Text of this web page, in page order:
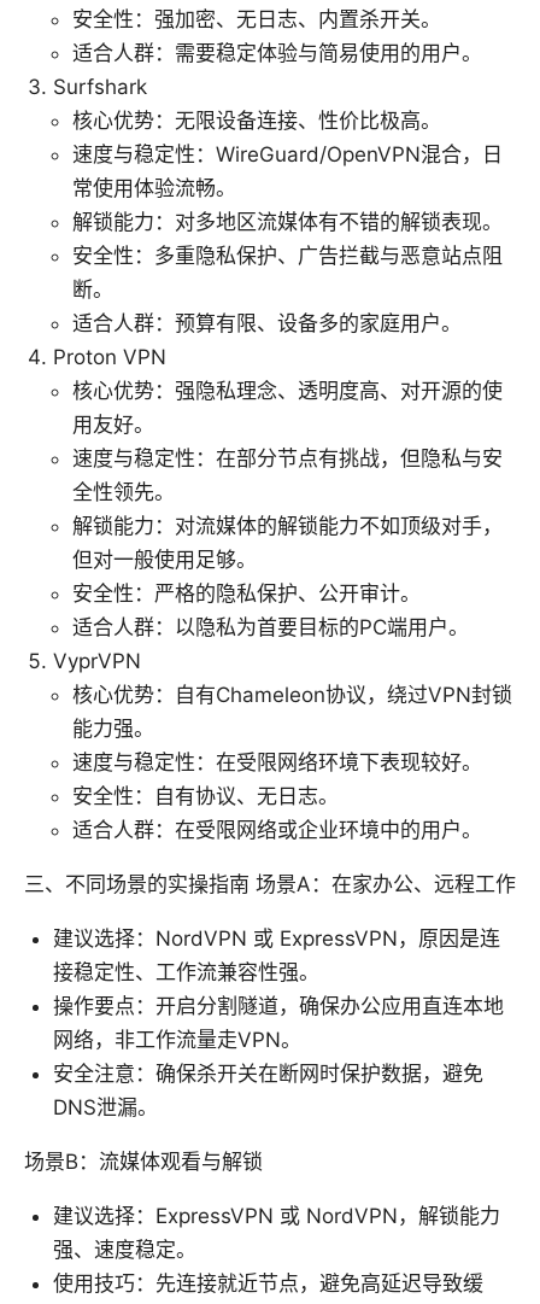
安全性：强加密、无日志、内置杀开关。
适合人群：需要稳定体验与简易使用的用户。
Surfshark
核心优势：无限设备连接、性价比极高。
速度与稳定性：WireGuard/OpenVPN混合，日
常使用体验流畅。
解锁能力：对多地区流媒体有不错的解锁表现。
安全性：多重隐私保护、广告拦截与恶意站点阻
断。
适合人群：预算有限、设备多的家庭用户。
Proton VPN
核心优势：强隐私理念、透明度高、对开源的使
用友好。
速度与稳定性：在部分节点有挑战，但隐私与安
全性领先。
解锁能力：对流媒体的解锁能力不如顶级对手，
但对一般使用足够。
安全性：严格的隐私保护、公开审计。
适合人群：以隐私为首要目标的PC端用户。
VyprVPN
核心优势：自有Chameleon协议，绕过VPN封锁
能力强。
速度与稳定性：在受限网络环境下表现较好。
安全性：自有协议、无日志。
适合人群：在受限网络或企业环境中的用户。
三、不同场景的实操指南 场景A：在家办公、远程工作
建议选择：NordVPN 或 ExpressVPN，原因是连
接稳定性、工作流兼容性强。
操作要点：开启分割隧道，确保办公应用直连本地
网络，非工作流量走VPN。
安全注意：确保杀开关在断网时保护数据，避免
DNS泄漏。
场景B：流媒体观看与解锁
建议选择：ExpressVPN 或 NordVPN，解锁能力
强、速度稳定。
使用技巧：先连接就近节点，避免高延迟导致缓